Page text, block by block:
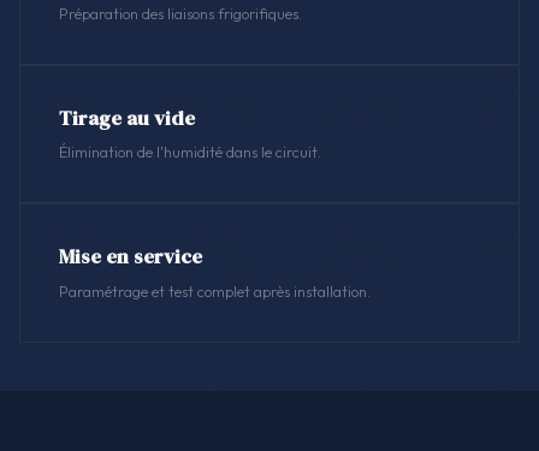
Préparation des liaisons frigorifiques.
Tirage au vide
Élimination de l'humidité dans le circuit.
Mise en service
Paramétrage et test complet après installation.